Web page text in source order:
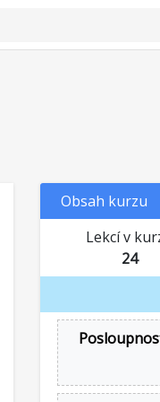
Obsah kurzu
Lekcí v
24